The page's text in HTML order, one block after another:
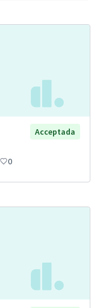
Acceptada
0